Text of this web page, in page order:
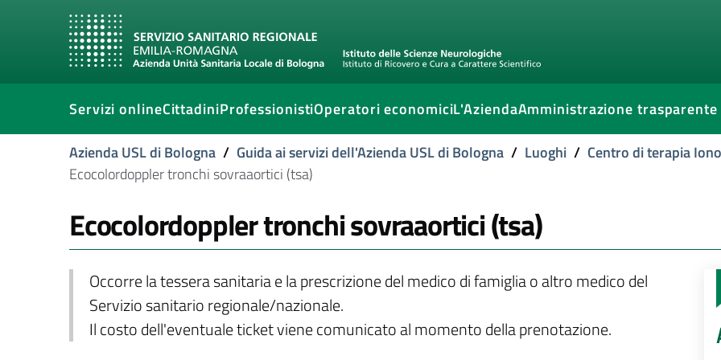
Servizi onlineCittadiniProfessionistiOperatori economiciL'AziendaAmministrazione trasparente
Azienda USL di Bologna / Guida ai servizi dell'Azienda USL di Bologna / Luoghi / Centro di terapia
Ecocolordoppler tronchi sovraaortici (tsa)
Ecocolordoppler tronchi sovraaortici (tsa)
Occorre la tessera sanitaria e la prescrizione del medico di famiglia o altro medico del
Servizio sanitario regionale/nazionale.
Il costo dell'eventuale ticket viene comunicato al momento della prenotazione.